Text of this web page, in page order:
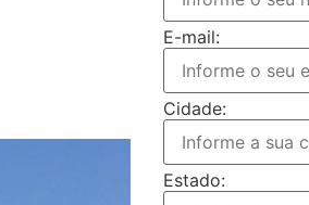
E-mail:
Cidade:
Estado: